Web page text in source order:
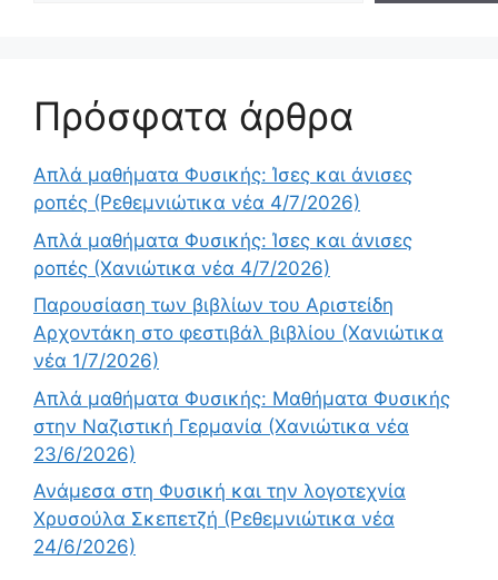
Πρόσφατα άρθρα
Απλά μαθήματα Φυσικής: Ίσες και άνισες
ροπές (Ρεθεμνιώτικα νέα 4/7/2026)
Απλά μαθήματα Φυσικής: Ίσες και άνισες
ροπές (Χανιώτικα νέα 4/7/2026)
Παρουσίαση των βιβλίων του Αριστείδη
Αρχοντάκη στο φεστιβάλ βιβλίου (Χανιώτικα
νέα 1/7/2026)
Απλά μαθήματα Φυσικής: Μαθήματα Φυσικής
στην Ναζιστική Γερμανία (Χανιώτικα νέα
23/6/2026)
Ανάμεσα στη Φυσική και την λογοτεχνία
Χρυσούλα Σκεπετζή (Ρεθεμνιώτικα νέα
24/6/2026)